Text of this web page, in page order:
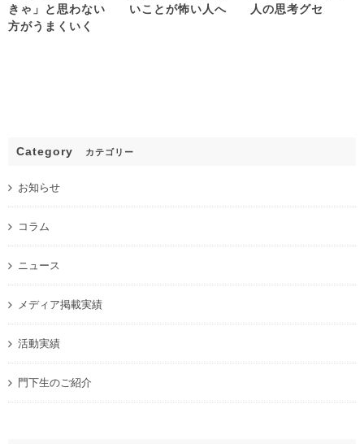
きゃ」と思わない
方がうまくいく
いことが怖い人へ
人の思考グセ
Category カテゴリー
お知らせ
コラム
ニュース
メディア掲載実績
活動実績
門下生のご紹介